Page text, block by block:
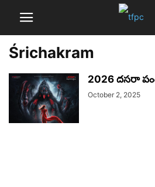
Śrichakram
2026 దసరా
October 2, 2025